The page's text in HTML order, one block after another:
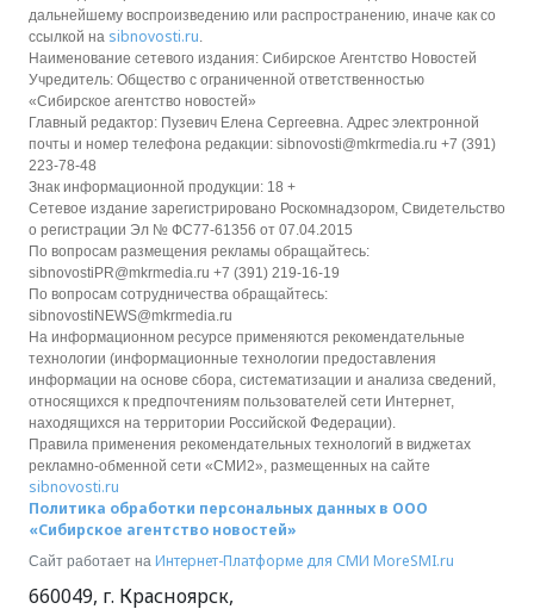
дальнейшему воспроизведению или распространению, иначе как со
ссылкой на sibnovosti.ru
Наименование сетевого издания: Сибирское Агентство Новостей
Учредитель: Общество с ограниченной ответственностью
«Сибирское агентство новостей»
Главный редактор: Пузевич Елена Сергеевна. Адрес электронной
почты и номер телефона редакции: sibnovosti@mkrmedia.ru +7 (391)
223-78-48
Знак информационной продукции: 18 +
Сетевое издание зарегистрировано Роскомнадзором, Свидетельство
о регистрации Эл № ФС77-61356 от 07.04.2015
По вопросам размещения рекламы обращайтесь:
sibnovostiPR@mkrmedia.ru +7 (391) 219-16-19
По вопросам сотрудничества обращайтесь:
sibnovostiNEWS@mkrmedia.ru
На информационном ресурсе применяются рекомендательные
технологии (информационные технологии предоставления
информации на основе сбора, систематизации и анализа сведений,
относящихся к предпочтениям пользователей сети Интернет,
находящихся на территории Российской Федерации).
Правила применения рекомендательных технологий в виджетах
рекламно-обменной сети «СМИ2», размещенных на сайте
sibnovosti.ru
Политика обработки персональных данных в ООО
«Сибирское агентство новостей»
Сайт работает на Интернет-Платформе для СМИ MoreSMI.ru
660049, г. Красноярск,